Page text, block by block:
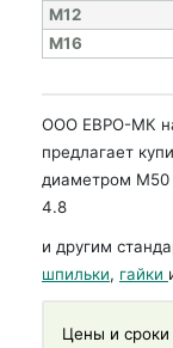
M12
M16
ООО ЕВРО-МК на
предлагает
диаметром М50
4.8
и другим
шпильки, гайки
Цены и сроки